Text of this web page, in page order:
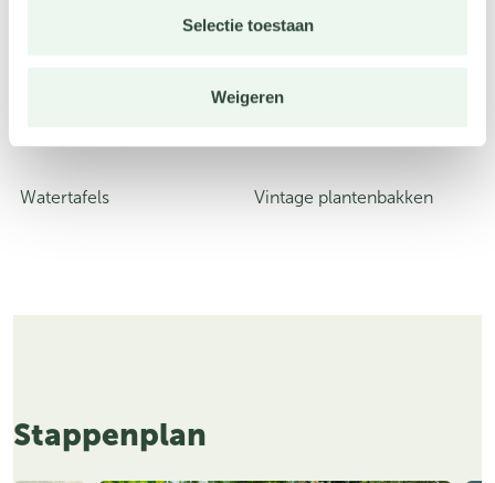
Selectie toestaan
Weigeren
Watertafels Vintage plantenbakken
Stappenplan